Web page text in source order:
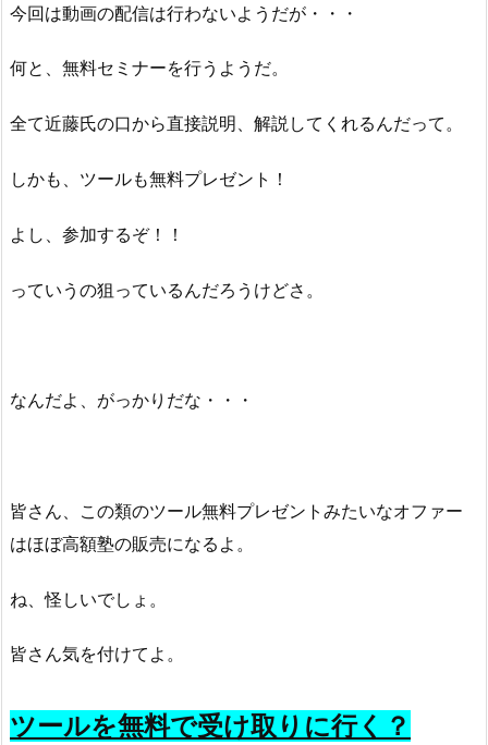
今回は動画の配信は行わないようだが・・・
何と、無料セミナーを行うようだ。
全て近藤氏の口から直接説明、解説してくれるんだって。
しかも、ツールも無料プレゼント！
よし、参加するぞ！！
っていうの狙っているんだろうけどさ。
なんだよ、がっかりだな・・・
皆さん、この類のツール無料プレゼントみたいなオファー
はほぼ高額塾の販売になるよ。
ね、怪しいでしょ。
皆さん気を付けてよ。
ツールを無料で受け取りに行く？